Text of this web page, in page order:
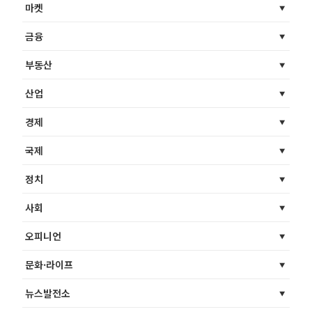
마켓
금융
부동산
산업
경제
국제
정치
사회
오피니언
문화·라이프
뉴스발전소